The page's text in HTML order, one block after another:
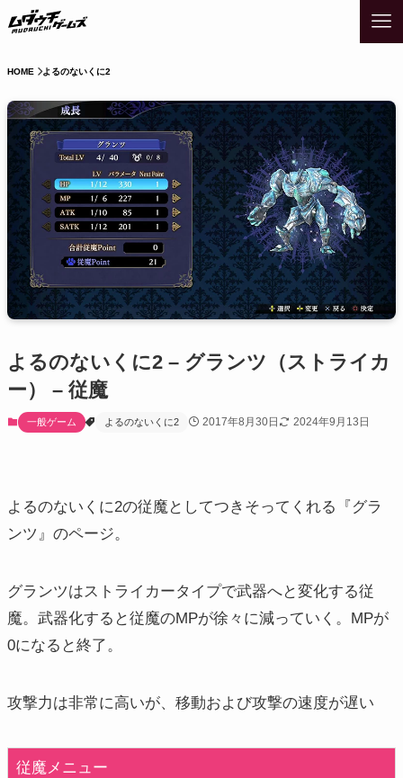
HOME よるのないくに2
よるのないくに2 – グランツ（ストライカ
ー） – 従魔
一般ゲーム よるのないくに2 2017年8月30日 2024年9月13日
よるのないくに2の従魔としてつきそってくれる『グラ
ンツ』のページ。
グランツはストライカータイプで武器へと変化する従
魔。武器化すると従魔のMPが徐々に減っていく。MPが
0になると終了。
攻撃力は非常に高いが、移動および攻撃の速度が遅い
従魔メニュー